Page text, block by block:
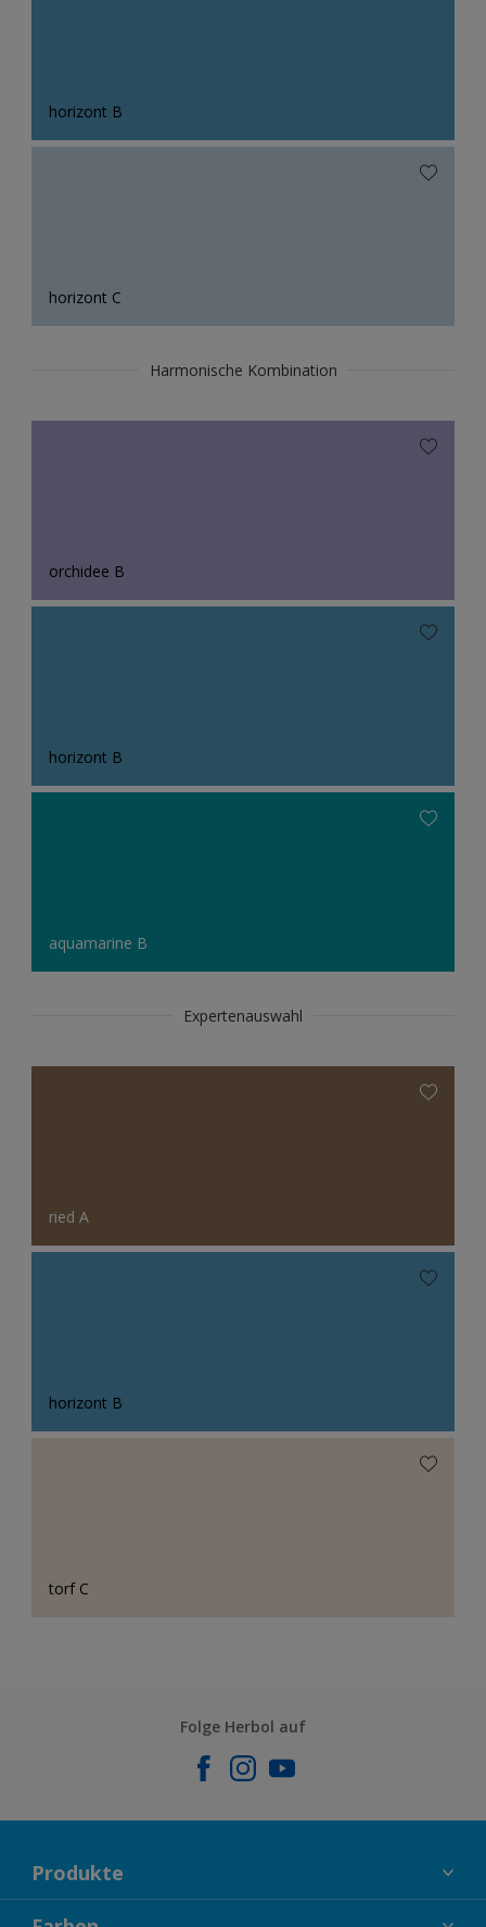
horizont B
horizont C
Harmonische Kombination
orchidee B
horizont B
aquamarine B
Expertenauswahl
ried A
horizont B
torf C
Folge Herbol auf
Produkte
FASSADENFARBEN